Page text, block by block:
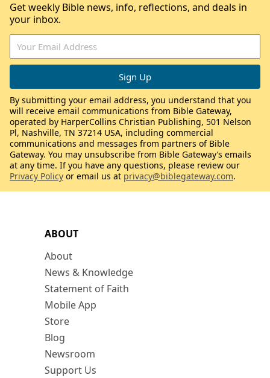
ABOUT
About
News & Knowledge
Statement of Faith
Mobile App
Store
Blog
Newsroom
Support Us
Get weekly Bible news, info, reflections, and deals in
your inbox.
By submitting your email address, you understand that you
will receive email communications from Bible Gateway,
operated by HarperCollins Christian Publishing, 501 Nelson
Pl, Nashville, TN 37214 USA, including commercial
communications and messages from partners of Bible
Gateway. You may unsubscribe from Bible Gateway’s emails
at any time. If you have any questions, please review our
Privacy Policy or email us at privacy@biblegateway.com.